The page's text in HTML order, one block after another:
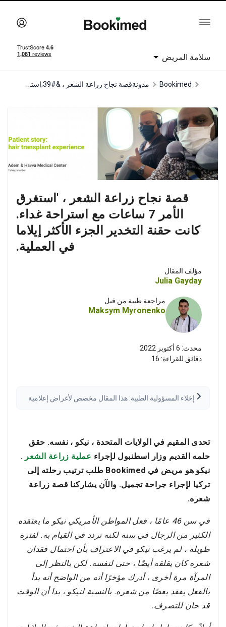
سلامة المريض
Bookimed مدونة قصة نجاح زراعة الشعر ، &#39;استغرق الأمر 7 ساعات مع استراحة غداء. كانت حقنة التخدير الجزء الأكثر إيلاما في العملية.
قصة نجاح زراعة الشعر ، 'استغرق
الأمر 7 ساعات مع استراحة غداء.
كانت حقنة التخدير الجزء الأكثر إيلاما
في العملية.
مؤلف المقال
Julia Gayday
مراجعة طبية من قبل
Maksym Myronenko
محدث: 6 أكتوبر 2022
دقائق للقراءة: 16
إخلاء المسؤولية الطبية: هذا المقال مخصص لأغراض إعلامية
تحدى المقيم في الولايات المتحدة ، نيكو ، نفسه. حقق
حلمه القديم وزار اسطنبول لإجراء عملية زراعة الشعر .
نيكو هو مريض في Bookimed طلب ترتيب رحلته إلى
تركيا لإجراء جراحة تجميل. والآن يشاركنا قصة زراعة
شعره.
في سن 46 عامًا ، فعل المواطن الأمريكي نيكو ما يعتقده
الكثير من الرجال في سنه لكنه تردد في القيام به. لفترة
طويلة ، لم يرغب نيكو في الاعتراف بأن احتمال فقدان
شعره كان يقلقه أيضًا ، حتى لنفسه. لكن بالنظر إلى
المرآة مرة أخرى ، أدرك مؤخرًا أنه من الواضح أنه بدأ
بالفعل يفقد بعضًا من شعره. بالنسبة لنيكو ، بدا أن الوقت
قد حان للتصرف.